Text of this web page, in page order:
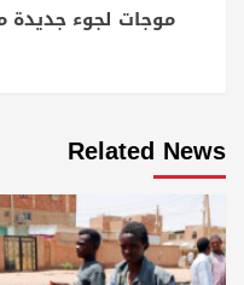
موجات لجوء
Related News